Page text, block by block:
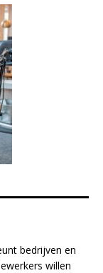
bedrijven en
willen